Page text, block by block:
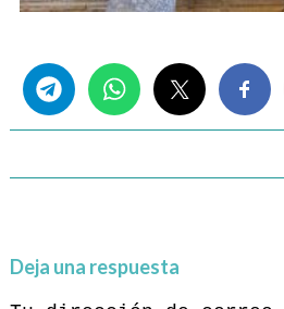
Deja una respuesta